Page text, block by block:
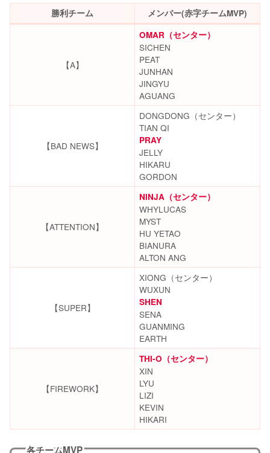
勝利チーム メンバー(赤字チームMVP)
【A】
OMAR（センター）
SICHEN
PEAT
JUNHAN
JINGYU
AGUANG
【BAD NEWS】
DONGDONG（センター）
TIAN QI
PRAY
JELLY
HIKARU
GORDON
【ATTENTION】
NINJA（センター）
WHYLUCAS
MYST
HU YETAO
BIANURA
ALTON ANG
【SUPER】
XIONG（センター）
WUXUN
SHEN
SENA
GUANMING
EARTH
【FIREWORK】
THI-O（センター）
XIN
LYU
LIZI
KEVIN
HIKARI
各チームMVP